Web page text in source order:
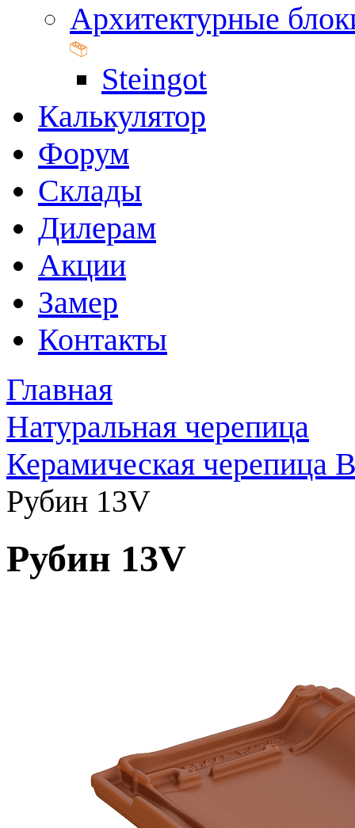
Архитектурные
Steingot
Калькулятор
Форум
Склады
Дилерам
Акции
Замер
Контакты
Главная
Натуральная черепица
Керамическая черепица
Рубин 13V
Рубин 13V